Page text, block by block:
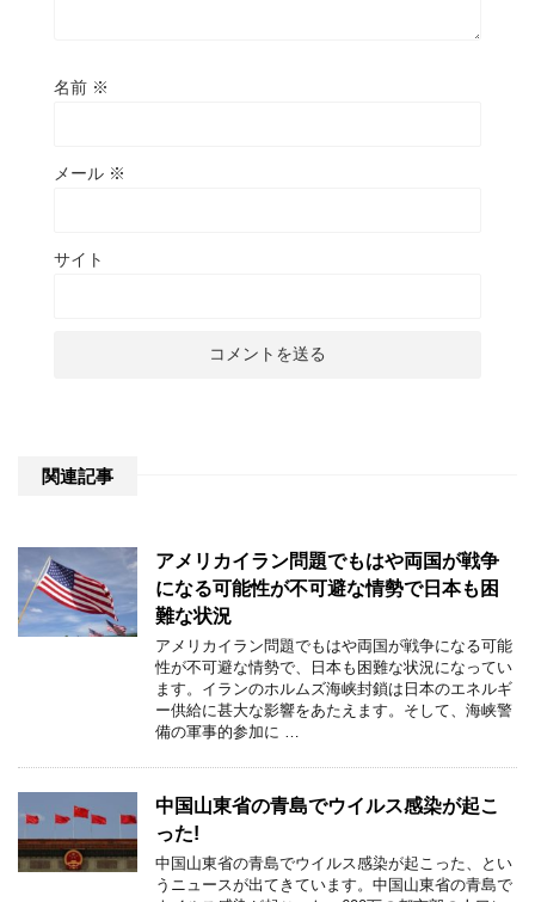
名前 ※
メール ※
サイト
関連記事
アメリカイラン問題でもはや両国が戦争
になる可能性が不可避な情勢で日本も困
難な状況
アメリカイラン問題でもはや両国が戦争になる可能
性が不可避な情勢で、日本も困難な状況になってい
ます。イランのホルムズ海峡封鎖は日本のエネルギ
ー供給に甚大な影響をあたえます。そして、海峡警
備の軍事的参加に …
中国山東省の青島でウイルス感染が起こ
った!
中国山東省の青島でウイルス感染が起こった、とい
うニュースが出てきています。中国山東省の青島で